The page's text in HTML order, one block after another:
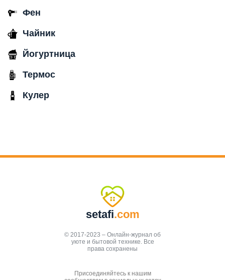
Фен
Чайник
Йогуртница
Термос
Кулер
setafi.com
© 2017-2023 – Онлайн-журнал об
уюте и бытовой технике. Все
права сохранены
Присоединяйтесь к нашим